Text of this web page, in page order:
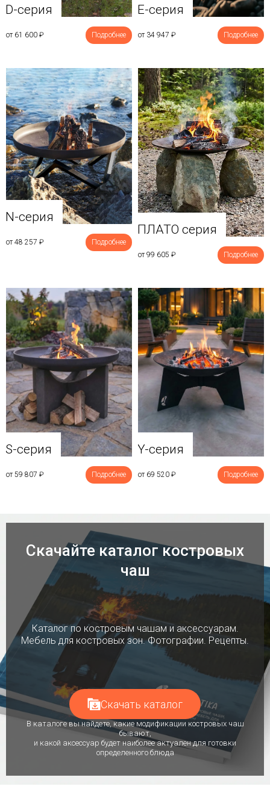
D-серия
от 61 600 ₽ Подробнее
E-серия
от 34 947 ₽ Подробнее
N-серия
от 48 257 ₽ Подробнее
ПЛАТО серия
от 99 605 ₽ Подробнее
S-серия
от 59 807 ₽ Подробнее
Y-серия
от 69 520 ₽ Подробнее
Скачайте каталог костровых
чаш
Каталог по костровым чашам и аксессуарам.
Мебель для костровых зон. Фотографии. Рецепты.
Скачать каталог
В каталоге вы найдете, какие модификации костровых чаш
бывают,
и какой аксессуар будет наиболее актуален для готовки
определенного блюда